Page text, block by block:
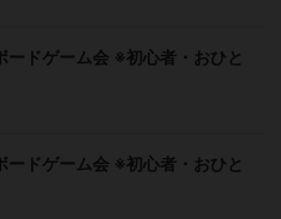
ドゲーム会 ※初心者・おひと
ドゲーム会 ※初心者・おひと